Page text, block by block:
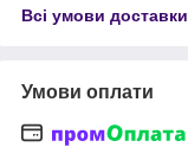
Всі умови доставки
Умови оплати